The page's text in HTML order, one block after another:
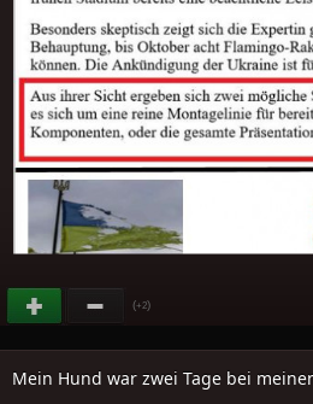
(+2)
Mein Hund war zwei Tage bei